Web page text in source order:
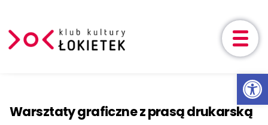
Warsztaty graficzne z prasą drukarską